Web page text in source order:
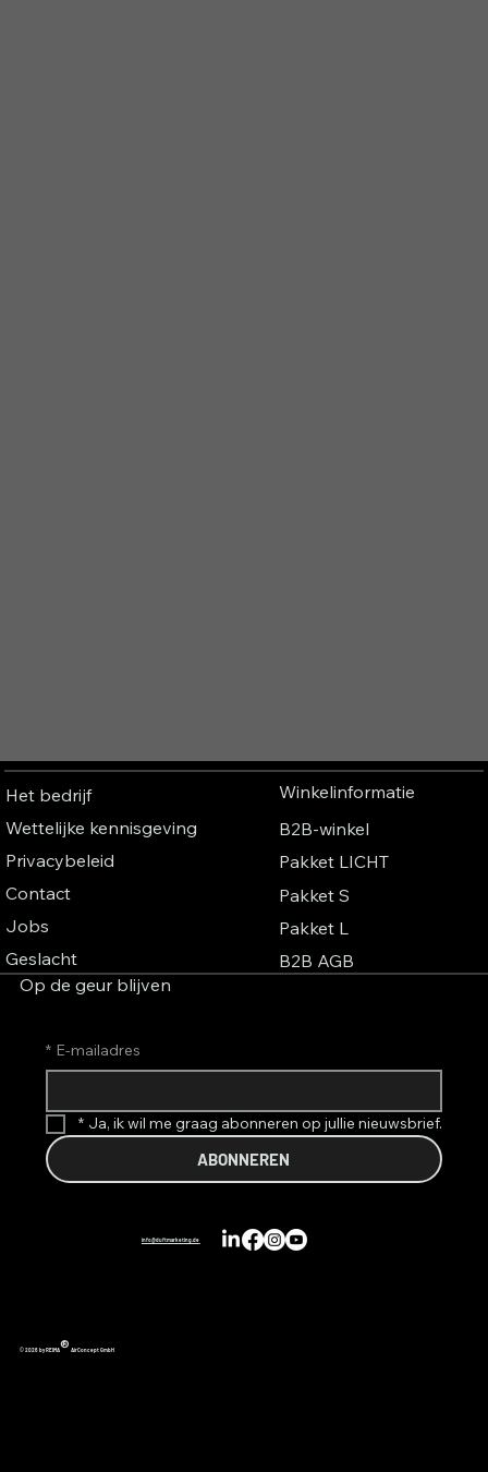
Het bedrijf
Wettelijke kennisgeving
Privacybeleid
Contact
Jobs
Geslacht
Winkelinformatie
B2B-winkel
Pakket LICHT
Pakket S
Pakket L
B2B AGB
Op de geur blijven
* E-mailadres
* Ja, ik wil me graag abonneren op jullie nieuwsbrief.
ABONNEREN
info@duftmarketing.de
© 2026 by REIMA® AirConcept GmbH